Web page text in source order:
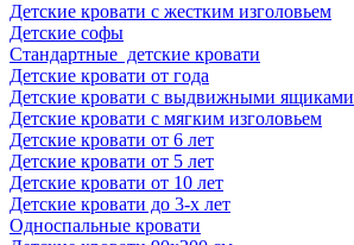
Детские кровати с жестким изголовьем
Детские софы
Стандартные детские кровати
Детские кровати от года
Детские кровати с выдвижными ящиками
Детские кровати с мягким изголовьем
Детские кровати от 6 лет
Детские кровати от 5 лет
Детские кровати от 10 лет
Детские кровати до 3-х лет
Односпальные кровати